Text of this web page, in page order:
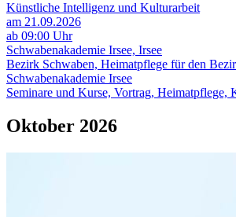
Künstliche Intelligenz und Kulturarbeit
am 21.09.2026
ab 09:00 Uhr
Schwabenakademie Irsee, Irsee
Bezirk Schwaben, Heimatpflege für den
Schwabenakademie Irsee
Seminare und Kurse, Vortrag, Heimatpflege,
Oktober 2026